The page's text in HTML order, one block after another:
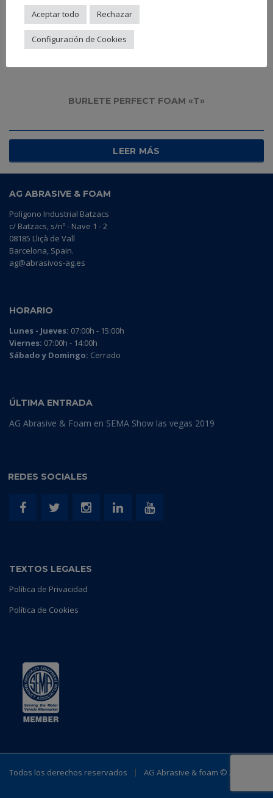
BURLETE PERFECT FOAM «T»
LEER MÁS
AG ABRASIVE & FOAM
Polígono Industrial Batzacs
c/ Batzacs, s/nº - Nave 1 - 2
08185 Lliçà de Vall
Barcelona, Spain.
ag@abrasivos-ag.es
HORARIO
Lunes - Jueves: 07:00h - 15:00h
Viernes: 07:00h - 14:00h
Sábado y Domingo: Cerrado
ÚLTIMA ENTRADA
AG Abrasive & Foam en SEMA Show las vegas 2019
REDES SOCIALES
TEXTOS LEGALES
Política de Privacidad
Política de Cookies
Todos los derechos reservados AG Abrasive & foam © 2023.
Aceptar todo Rechazar
Configuración de Cookies